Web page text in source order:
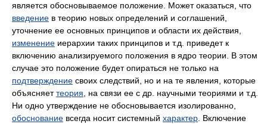
является обосновываемое положение. Может оказаться, что
введение в теорию новых определений и соглашений,
уточнение ее основных принципов и области их действия,
изменение иерархии таких принципов и т.д. приведет к
включению анализируемого положения в ядро теории. В этом
случае это положение будет опираться не только на
подтверждение своих следствий, но и на те явления, которые
объясняеттеория , на связи ее с др. научными теориями и т.д.
Ни одно утверждение не обосновывается изолированно,
обоснование всегда носит системный характер . Включение